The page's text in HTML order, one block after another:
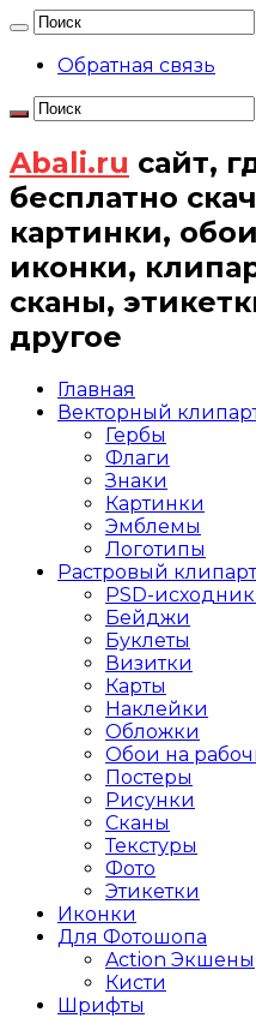
Обратная связь
Abali.ru сайт,
бесплатно
картинки,
иконки,
сканы,
другое
Главная
Векторный
Гербы
Флаги
Знаки
Картинки
Эмблемы
Логотипы
Растровый клипарт
PSD-
Бейджи
Буклеты
Визитки
Карты
Наклейки
Обложки
Обои на
Постеры
Рисунки
Сканы
Текстуры
Фото
Этикетки
Иконки
Для Фотошопа
Action Экшены
Кисти
Шрифты